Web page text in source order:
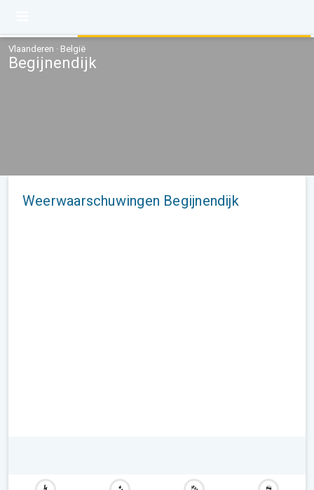
Vlaanderen · België
Begijnendijk
Weerwaarschuwingen Begijnendijk